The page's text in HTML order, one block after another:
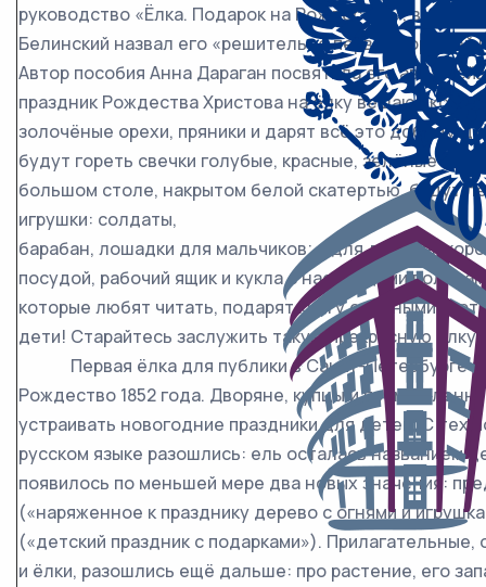
руководство «Ёлка. Подарок на Рождество»,
Белинский назвал его «решительно первой хорошей
Автор пособия Анна Дараган посвятила его
праздник Рождества Христова на ёлку вешают
золочёные орехи, пряники и дарят всё это добрым
будут гореть свечки голубые, красные, зелёные и
большом столе, накрытом белой скатертью, будут
игрушки: солдаты,
барабан, лошадки для мальчиков; а для девочек
посудой, рабочий ящик и кукла с настоящими
которые любят читать, подарят книгу с разными
дети! Старайтесь заслужить такую прекрасную
Первая ёлка для публики в Санкт-Петербурге
Рождество 1852 года. Дворяне, купцы и
устраивать новогодние праздники для детей. С тех
русском языке разошлись: ель осталась названием
появилось по меньшей мере два новых значения:
(«наряженное к празднику дерево с огнями и
(«детский праздник с подарками»).
и ёлки, разошлись ещё дальше: про растение, его